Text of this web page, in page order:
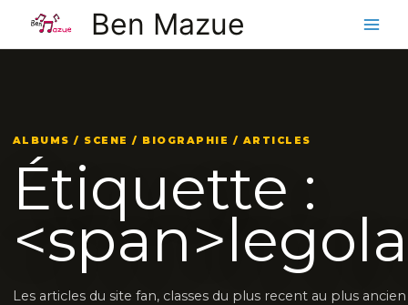
contenu
Ben Mazue
ALBUMS / SCENE / BIOGRAPHIE / ARTICLES
Étiquette :
Les articles du site fan, classes du plus recent au plus